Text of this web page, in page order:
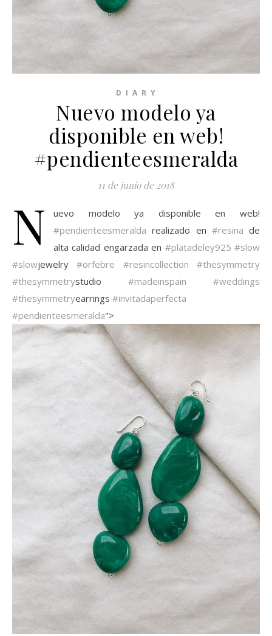
D I A R Y
Nuevo modelo ya
disponible en web!
#pendienteesmeralda
11 de junio de 2018
N
uevo modelo ya disponible en web!
#pendienteesmeralda realizado en #resina de
alta calidad engarzada en #platadeley925 #slow
#slowjewelry#orfebre #resincollection
#thesymmetry
#thesymmetrystudio #madeinspain
#weddings
#thesymmetryearrings #invitadaperfecta
#pendienteesmeralda">